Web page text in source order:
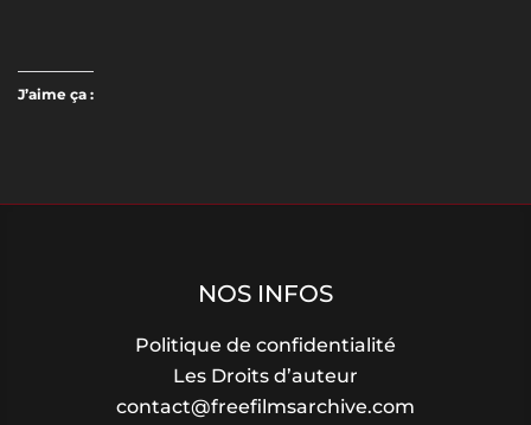
J’aime ça :
NOS INFOS
Politique de confidentialité
Les Droits d’auteur
contact@freefilmsarchive.com